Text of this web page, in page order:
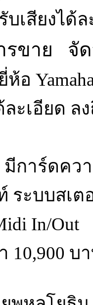
บเสียงได้
ขาย   จั
อง ยี่ห้อ
ละเอียด ล
มีการ์ดคว
ระบบสเต
In/Out
*** ราคา